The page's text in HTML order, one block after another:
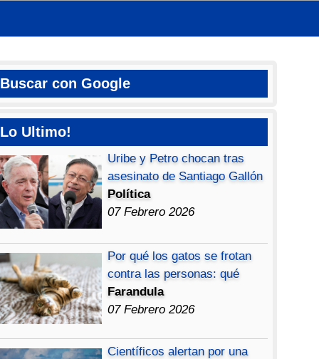
Buscar con Google
Lo Ultimo!
Uribe y Petro chocan tras
asesinato de Santiago Gallón
Política
07 Febrero 2026
Por qué los gatos se frotan
contra las personas: qué
Farandula
07 Febrero 2026
Científicos alertan por una